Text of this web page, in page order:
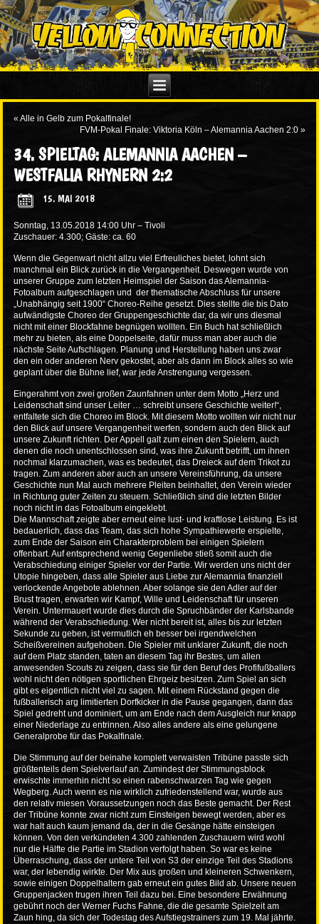
«Alle in Gelb zum Pokalfinale!
FVM-Pokal Finale: Viktoria Köln – Alemannia Aachen 2:0»
34. SPIELTAG: ALEMANNIA AACHEN –
WESTFALIA RHYNERN 2:2
15. MAI 2018
Sonntag, 13.05.2018 14:00 Uhr – Tivoli
Zuschauer: 4.300; Gäste: ca. 60
Wenn die Gegenwart nicht allzu viel Erfreuliches bietet, lohnt sich
manchmal ein Blick zurück in die Vergangenheit. Deswegen wurde von
unserer Gruppe zum letzten Heimspiel der Saison das Alemannia-
Fotoalbum aufgeschlagen und der thematische Abschluss für unsere
„Unabhängig seit 1900“ Choreo-Reihe gesetzt. Dies stellte die bis Dato
aufwändigste Choreo der Gruppengeschichte dar, da wir uns diesmal
nicht mit einer Blockfahne begnügen wollten. Ein Buch hat schließlich
mehr zu bieten, als eine Doppelseite, dafür muss man aber auch die
nächste Seite Aufschlagen. Planung und Herstellung haben uns zwar
den ein oder anderen Nerv gekostet, aber als dann im Block alles so wie
geplant über die Bühne lief, war jede Anstrengung vergessen.
Eingerahmt von zwei großen Zaunfahnen unter dem Motto „Herz und
Leidenschaft sind unser Leiter … schreibt unsere Geschichte weiter!“,
entfaltete sich die Choreo im Block. Mit diesem Motto wollten wir nicht nur
den Blick auf unsere Vergangenheit werfen, sondern auch den Blick auf
unsere Zukunft richten. Der Appell galt zum einen den Spielern, auch
denen die noch unentschlossen sind, was ihre Zukunft betrifft, um ihnen
nochmal klarzumachen, was es bedeutet, das Dreieck auf dem Trikot zu
tragen. Zum anderen aber auch an unsere Vereinsführung, da unsere
Geschichte nun Mal auch mehrere Pleiten beinhaltet, den Verein wieder
in Richtung guter Zeiten zu steuern. Schließlich sind die letzten Bilder
noch nicht in das Fotoalbum eingeklebt.
Die Mannschaft zeigte aber erneut eine lust- und kraftlose Leistung. Es ist
bedauerlich, dass das Team, das sich hohe Sympathiewerte erspielte,
zum Ende der Saison ein Charakterproblem bei einigen Spielern
offenbart. Auf entsprechend wenig Gegenliebe stieß somit auch die
Verabschiedung einiger Spieler vor der Partie. Wir werden uns nicht der
Utopie hingeben, dass alle Spieler aus Liebe zur Alemannia finanziell
verlockende Angebote ablehnen. Aber solange sie den Adler auf der
Brust tragen, erwarten wir Kampf, Wille und Leidenschaft für unseren
Verein. Untermauert wurde dies durch die Spruchbänder der Karlsbande
während der Verabschiedung. Wer nicht bereit ist, alles bis zur letzten
Sekunde zu geben, ist vermutlich eh besser bei irgendwelchen
Scheißvereinen aufgehoben. Die Spieler mit unklarer Zukunft, die noch
auf dem Platz standen, taten an diesem Tag ihr Bestes, um allen
anwesenden Scouts zu zeigen, dass sie für den Beruf des Profifußballers
wohl nicht den nötigen sportlichen Ehrgeiz besitzen. Zum Spiel an sich
gibt es eigentlich nicht viel zu sagen. Mit einem Rückstand gegen die
fußballerisch arg limitierten Dorfkicker in die Pause gegangen, dann das
Spiel gedreht und dominiert, um am Ende nach dem Ausgleich nur knapp
einer Niederlage zu entrinnen. Also alles andere als eine gelungene
Generalprobe für das Pokalfinale.
Die Stimmung auf der beinahe komplett verwaisten Tribüne passte sich
größtenteils dem Spielverlauf an. Zumindest der Stimmungsblock
erwischte immerhin nicht so einen rabenschwarzen Tag wie gegen
Wegberg. Auch wenn es nie wirklich zufriedenstellend war, wurde aus
den relativ miesen Voraussetzungen noch das Beste gemacht. Der Rest
der Tribüne konnte zwar nicht zum Einsteigen bewegt werden, aber es
war halt auch kaum jemand da, der in die Gesänge hätte einsteigen
können. Von den verkündeten 4.300 zahlenden Zuschauern wird wohl
nur die Hälfte die Partie im Stadion verfolgt haben. So war es keine
Überraschung, dass der untere Teil von S3 der einzige Teil des Stadions
war, der lebendig wirkte. Der Mix aus großen und kleineren Schwenkern,
sowie einigen Doppelhaltern gab erneut ein gutes Bild ab. Unsere neuen
Gruppenjacken trugen ihren Teil dazu bei. Eine besondere Erwähnung
gebührt noch der Werner Fuchs Fahne, die die gesamte Spielzeit am
Zaun hing, da sich der Todestag des Aufstiegstrainers zum 19. Mal jährte.